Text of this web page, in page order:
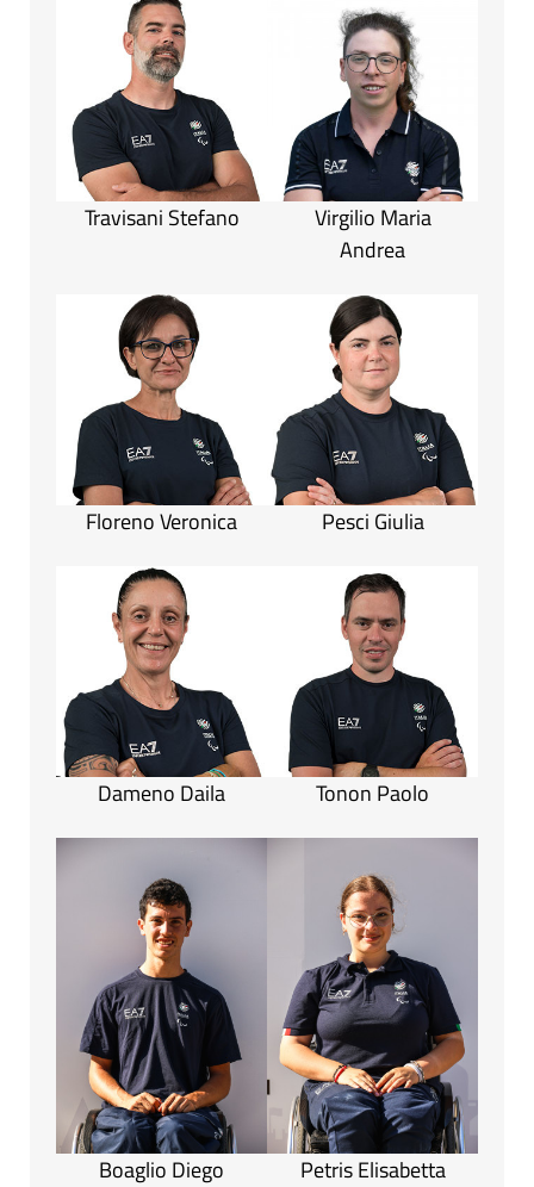
Travisani Stefano
Virgilio Maria
Andrea
Floreno Veronica Pesci Giulia
Dameno Daila Tonon Paolo
Boaglio Diego Petris Elisabetta